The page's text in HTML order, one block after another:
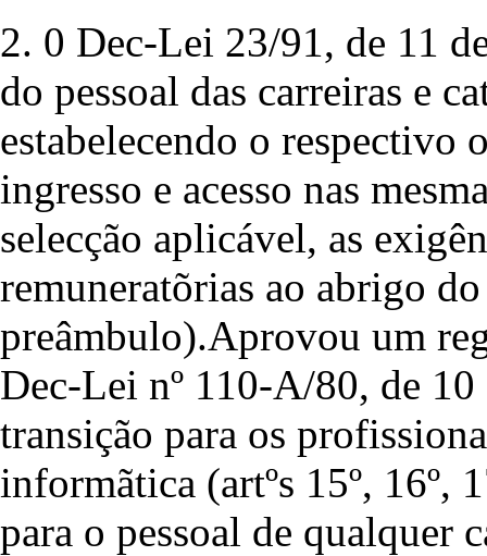
2. 0 Dec-Lei 23/91, de 11
do pessoal das carreiras e
estabelecendo o respectivo
ingresso e acesso nas
selecção aplicável, as
remuneratõrias ao abrigo
preâmbulo).Aprovou um
Dec-Lei nº 110-A/80, de 10
transição para os
informãtica (artºs 15º, 16º,
para o pessoal de qualquer